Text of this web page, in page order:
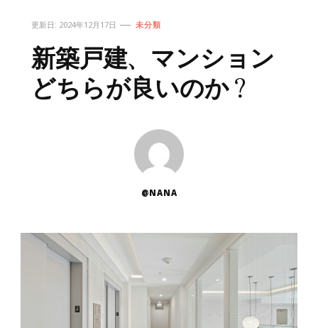
更新日: 2024年12月17日 未分類
新築戸建、マンション
どちらが良いのか？
@NANA